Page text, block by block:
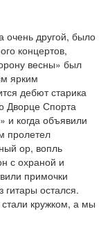
очень другой, было
концертов,
весны» был
ярким
дебют старика
Дворце Спорта
когда объявили
пролетел
ор, вопль
с охраной и
примочки
остался.
кружком, а мы